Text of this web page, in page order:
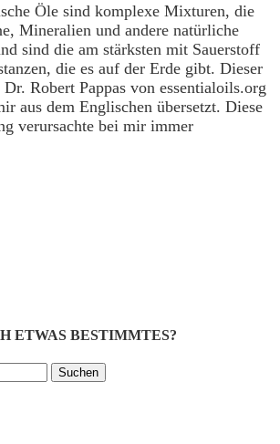
Öle sind komplexe Mixturen, die
Mineralien und andere natürliche
sind die am stärksten mit Sauerstoff
die es auf der Erde gibt. Dieser
Robert Pappas von essentialoils.org
aus dem Englischen übersetzt. Diese
verursachte bei mir immer
ETWAS BESTIMMTES?